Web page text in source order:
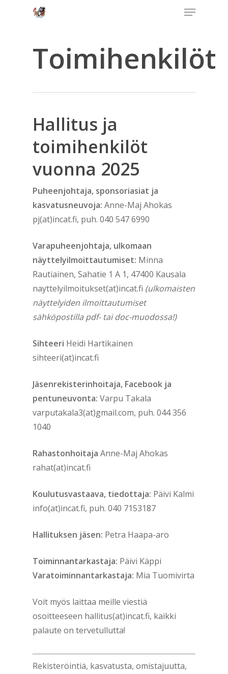
Menu
Toimihenkilöt
Hallitus ja
toimihenkilöt
vuonna 2025
Puheenjohtaja, sponsoriasiat ja
kasvatusneuvoja: Anne-Maj Ahokas
pj(at)incat.fi, puh. 040 547 6990
Varapuheenjohtaja, ulkomaan
näyttelyilmoittautumiset: Minna
Rautiainen, Sahatie 1 A 1, 47400 Kausala
nayttelyilmoitukset(at)incat.fi (ulkomaisten
näyttelyiden ilmoittautumiset
sähköpostilla pdf- tai doc-muodossa!)
Sihteeri Heidi Hartikainen
sihteeri(at)incat.fi
Jäsenrekisterinhoitaja, Facebook ja
pentuneuvonta:Varpu Takala
varputakala3(at)gmail.com, puh. 044 356
1040
RahastonhoitajaAnne-Maj Ahokas
rahat(at)incat.fi
Koulutusvastaava, tiedottaja: Päivi Kalmi
info(at)incat.fi, puh. 040 7153187
Hallituksen jäsen: Petra Haapa-aro
Toiminnantarkastaja: Päivi Käppi
Varatoiminnantarkastaja: Mia Tuomivirta
Voit myös laittaa meille viestiä
osoitteeseen hallitus(at)incat.fi, kaikki
palaute on tervetullutta!
Rekisteröintiä, kasvatusta, omistajuutta,